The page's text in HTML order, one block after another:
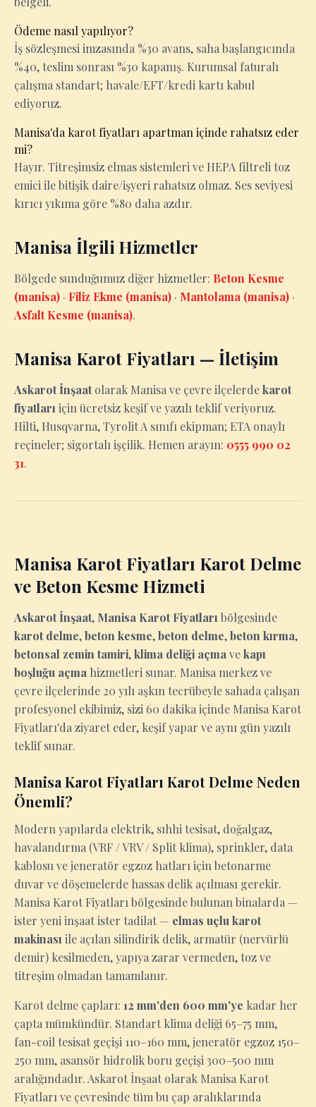
Ödeme nasıl yapılıyor?
İş sözleşmesi imzasında %30 avans, saha başlangıcında
%40, teslim sonrası %30 kapanış. Kurumsal faturalı
çalışma standart; havale/EFT/kredi kartı kabul
ediyoruz.
Manisa'da karot fiyatları apartman içinde rahatsız eder
mi?
Hayır. Titreşimsiz elmas sistemleri ve HEPA filtreli toz
emici ile bitişik daire/işyeri rahatsız olmaz. Ses seviyesi
kırıcı yıkıma göre %80 daha azdır.
Manisa İlgili Hizmetler
Bölgede sunduğumuz diğer hizmetler: Beton Kesme
(manisa) · Filiz Ekme (manisa) · Mantolama (manisa) ·
Asfalt Kesme (manisa).
Manisa Karot Fiyatları — İletişim
Askarot İnşaatolarak Manisa ve çevre ilçelerdekarot
fiyatları için ücretsiz keşif ve yazılı teklif veriyoruz.
Hilti, Husqvarna, Tyrolit A sınıfı ekipman; ETA onaylı
reçineler; sigortalı işçilik. Hemen arayın: 0555 990 02
31.
Manisa Karot Fiyatları Karot Delme
ve Beton Kesme Hizmeti
Askarot İnşaat, Manisa Karot Fiyatları bölgesinde
karot delme,beton kesme,beton delme,beton kırma,
betonsal zemin tamiri,klima deliği açma vekapı
boşluğu açma hizmetleri sunar. Manisa merkez ve
çevre ilçelerinde 20 yılı aşkın tecrübeyle sahada çalışan
profesyonel ekibimiz, sizi 60 dakika içinde Manisa Karot
Fiyatları'da ziyaret eder, keşif yapar ve aynı gün yazılı
teklif sunar.
Manisa Karot Fiyatları Karot Delme Neden
Önemli?
Modern yapılarda elektrik, sıhhi tesisat, doğalgaz,
havalandırma (VRF / VRV / Split klima), sprinkler, data
kablosu ve jeneratör egzoz hatları için betonarme
duvar ve döşemelerde hassas delik açılması gerekir.
Manisa Karot Fiyatları bölgesinde bulunan binalarda —
ister yeni inşaat ister tadilat — elmas uçlu karot
makinası ile açılan silindirik delik, armatür (nervürlü
demir) kesilmeden, yapıya zarar vermeden, toz ve
titreşim olmadan tamamlanır.
Karot delme çapları: 12 mm'den 600 mm'ye kadar her
çapta mümkündür. Standart klima deliği 65–75 mm,
fan-coil tesisat geçişi 110–160 mm, jeneratör egzoz 150–
250 mm, asansör hidrolik boru geçişi 300–500 mm
aralığındadır. Askarot İnşaat olarak Manisa Karot
Fiyatları ve çevresinde tüm bu çap aralıklarında